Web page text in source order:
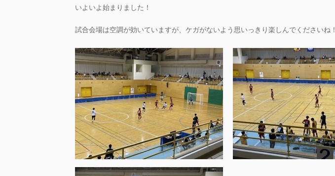
いよいよ始まりました！
試合会場は空調が効いていますが、ケガがないよう思いっきり楽しんでくださいね！